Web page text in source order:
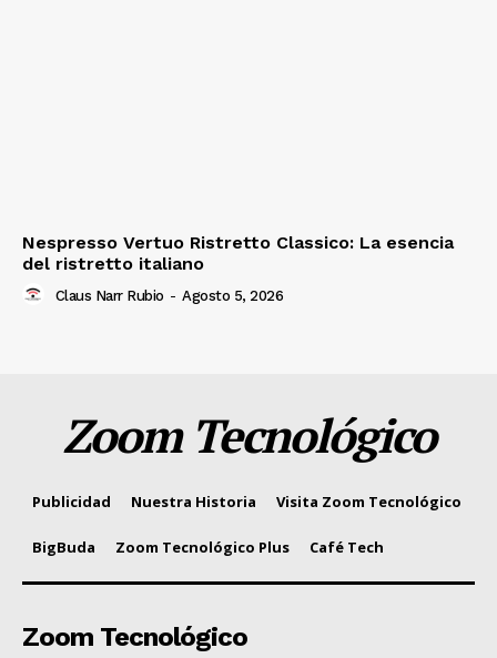
Nespresso Vertuo Ristretto Classico: La esencia
del ristretto italiano
Claus Narr Rubio - Agosto 5, 2026
Zoom Tecnológico
Publicidad Nuestra Historia Visita Zoom Tecnológico
BigBuda Zoom Tecnológico Plus Café Tech
Zoom Tecnológico